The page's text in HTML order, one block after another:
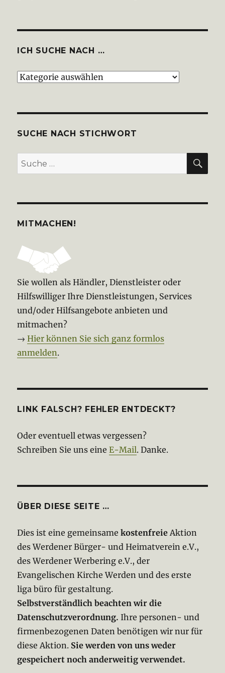
ICH SUCHE NACH …
Ich
SUCHE NACH STICHWORT
Suche
nach:
MITMACHEN!
Sie wollen als Händler, Dienstleister oder
Hilfswilliger Ihre Dienstleistungen, Services
und/oder Hilfsangebote anbieten und
mitmachen?
→Hier können Sie sich ganz formlos
anmelden.
LINK FALSCH? FEHLER ENTDECKT?
Oder eventuell etwas vergessen?
Schreiben Sie uns eineE-Mail. Danke.
ÜBER DIESE SEITE …
Dies ist eine gemeinsamekostenfreieAktion
des Werdener Bürger- und Heimatverein e.V.,
des Werdener Werbering e.V., der
Evangelischen Kirche Werden und des erste
liga büro für gestaltung.
Selbstverständlich beachten wir die
Datenschutzverordnung. Ihre personen- und
firmenbezogenen Daten benötigen wir nur für
diese Aktion. Sie werden von uns weder
gespeichert noch anderweitig verwendet.